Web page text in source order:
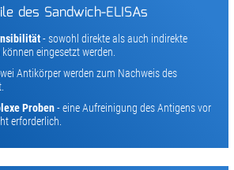
des Sandwich-ELISAs
- sowohl direkte als auch indirekte
eingesetzt werden.
Antikörper werden zum Nachweis des
Proben- eine Aufreinigung des Antigens vor
erforderlich.